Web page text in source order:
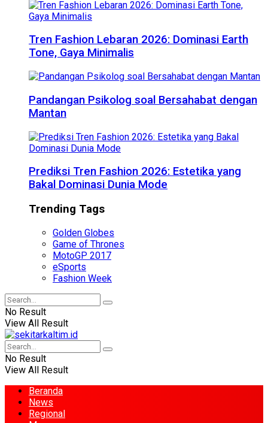
Tren Fashion Lebaran 2026: Dominasi Earth
Tone, Gaya Minimalis
Pandangan Psikolog soal Bersahabat dengan
Mantan
Prediksi Tren Fashion 2026: Estetika yang
Bakal Dominasi Dunia Mode
Trending Tags
Golden Globes
Game of Thrones
MotoGP 2017
eSports
Fashion Week
No Result
View All Result
No Result
View All Result
Beranda
News
Regional